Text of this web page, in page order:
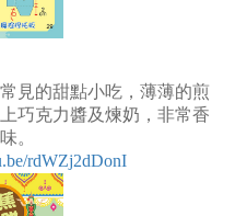
見的甜點小吃，薄薄的煎
巧克力醬及煉奶，非常香
。
rdWZj2dDonI